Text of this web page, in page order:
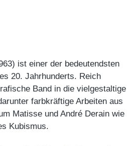
ist einer der bedeutendsten
20. Jahrhunderts. Reich
Band in die vielgestaltige
farbkräftige Arbeiten aus
Matisse und André Derain wie
Kubismus.